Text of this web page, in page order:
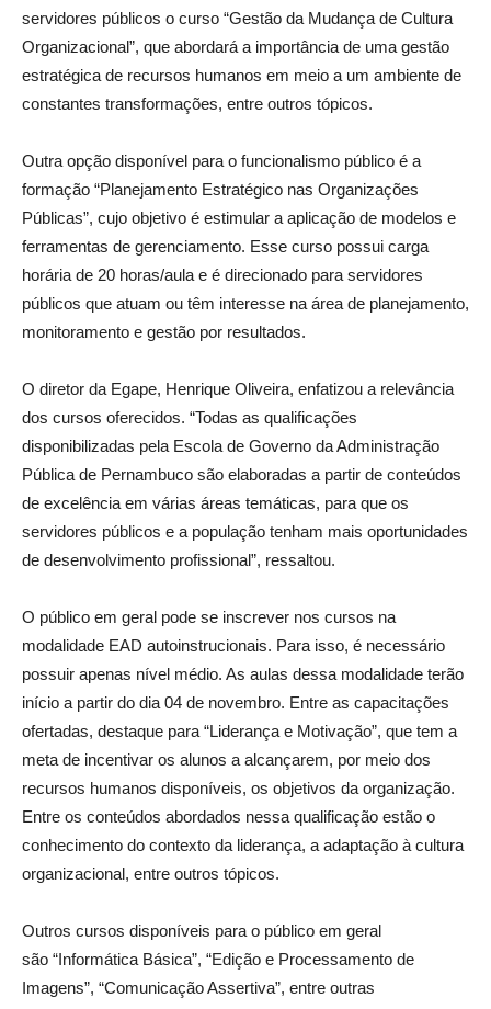
servidores públicos o curso “Gestão da Mudança de Cultura
Organizacional”, que abordará a importância de uma gestão
estratégica de recursos humanos em meio a um ambiente de
constantes transformações, entre outros tópicos.
Outra opção disponível para o funcionalismo público é a
formação “Planejamento Estratégico nas Organizações
Públicas”, cujo objetivo é estimular a aplicação de modelos e
ferramentas de gerenciamento. Esse curso possui carga
horária de 20 horas/aula e é direcionado para servidores
públicos que atuam ou têm interesse na área de planejamento,
monitoramento e gestão por resultados.
O diretor da Egape, Henrique Oliveira, enfatizou a relevância
dos cursos oferecidos. “Todas as qualificações
disponibilizadas pela Escola de Governo da Administração
Pública de Pernambuco são elaboradas a partir de conteúdos
de excelência em várias áreas temáticas, para que os
servidores públicos e a população tenham mais oportunidades
de desenvolvimento profissional”, ressaltou.
O público em geral pode se inscrever nos cursos na
modalidade EAD autoinstrucionais. Para isso, é necessário
possuir apenas nível médio. As aulas dessa modalidade terão
início a partir do dia 04 de novembro. Entre as capacitações
ofertadas, destaque para “Liderança e Motivação”, que tem a
meta de incentivar os alunos a alcançarem, por meio dos
recursos humanos disponíveis, os objetivos da organização.
Entre os conteúdos abordados nessa qualificação estão o
conhecimento do contexto da liderança, a adaptação à cultura
organizacional, entre outros tópicos.
Outros cursos disponíveis para o público em geral
são “Informática Básica”, “Edição e Processamento de
Imagens”, “Comunicação Assertiva”, entre outras